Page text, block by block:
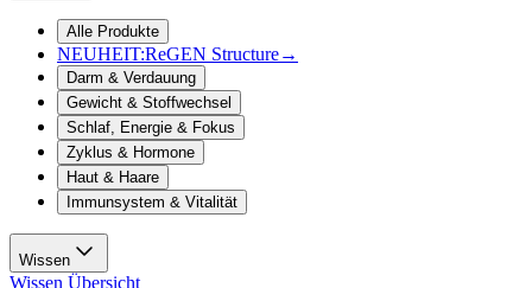
Alle Produkte
NEUHEIT:ReGEN Structure→
Darm & Verdauung
Gewicht & Stoffwechsel
Schlaf, Energie & Fokus
Zyklus & Hormone
Haut & Haare
Immunsystem & Vitalität
Wissen
Wissen Übersicht